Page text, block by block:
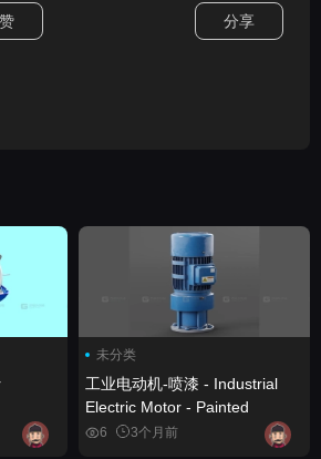
分享
未分类
工业电动机-喷漆 - Industrial
Electric Motor - Painted
6 3个月前